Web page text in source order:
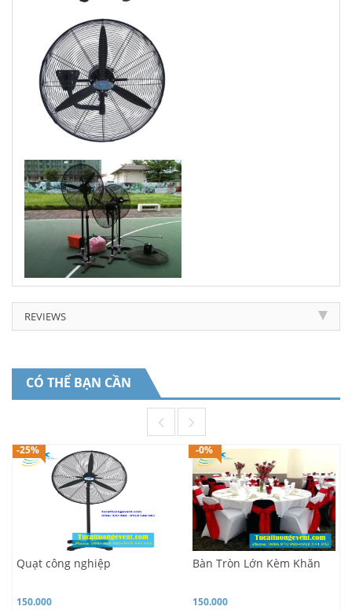
REVIEWS
CÓ THỂ BẠN CẦN
-25%
Quạt công nghiệp
150.000
-0%
Bàn Tròn Lớn Kèm Khăn
150.000